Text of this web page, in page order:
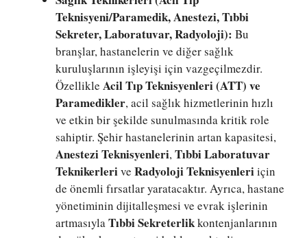
Teknisyeni/Paramedik, Anestezi, Tıbbi
Sekreter, Laboratuvar, Radyoloji): Bu
branşlar, hastanelerin ve diğer sağlık
kuruluşlarının işleyişi için vazgeçilmezdir.
Özellikle Acil Tıp Teknisyenleri (ATT) ve
Paramedikler, acil sağlık hizmetlerinin hızlı
ve etkin bir şekilde sunulmasında kritik role
sahiptir. Şehir hastanelerinin artan kapasitesi,
Anestezi Teknisyenleri,Tıbbi Laboratuvar
Teknikerlerive Radyoloji Teknisyenleriiçin
de önemli fırsatlar yaratacaktır. Ayrıca, hastane
yönetiminin dijitalleşmesi ve evrak işlerinin
artmasıylaTıbbi Sekreterlikkontenjanlarının